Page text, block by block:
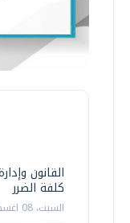
القانون
كلفة الضرر
السبت، 08 اغسطس 2026 10:00 ص